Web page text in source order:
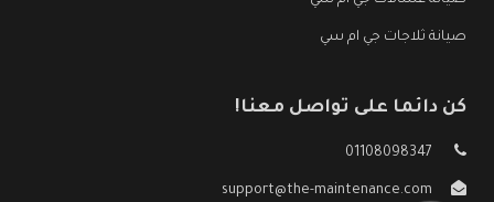
صيانة ثلاجات جي ام سي
كن دائما على تواصل معنا!
01108098347
support@the-maintenance.com